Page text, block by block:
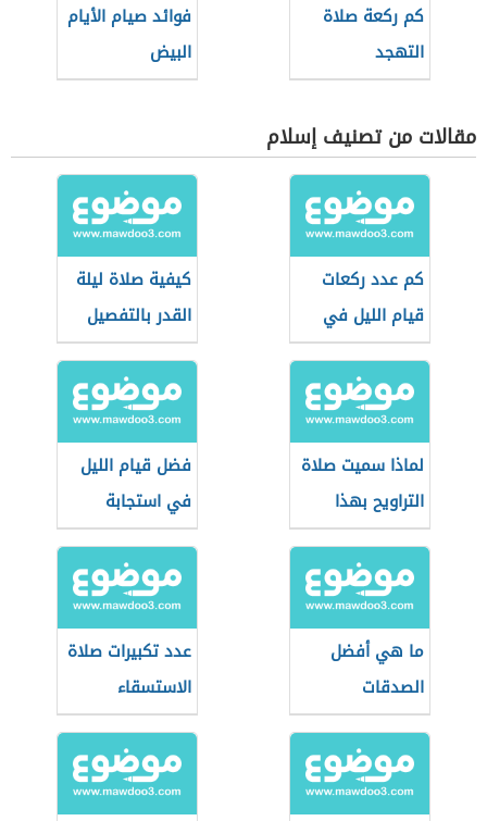
كم ركعة صلاة
التهجد
فوائد صيام الأيام
البيض
مقالات من تصنيف إسلام
كم عدد ركعات
قيام الليل في
العشر الأواخر
كيفية صلاة ليلة
القدر بالتفصيل
لماذا سميت صلاة
التراويح بهذا
الإسم
فضل قيام الليل
في استجابة
الدعاء
ما هي أفضل
الصدقات
عدد تكبيرات صلاة
الاستسقاء